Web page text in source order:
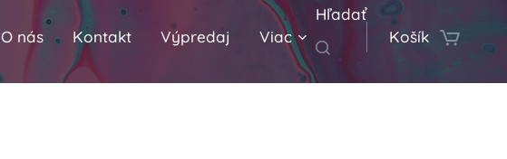
O nás Kontakt Výpredaj Viac
Hľadať
Košík